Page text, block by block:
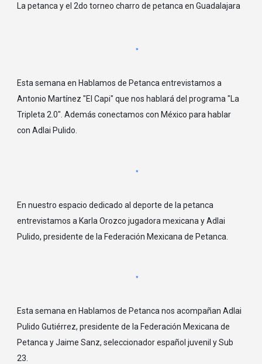
La petanca y el 2do torneo charro de petanca en Guadalajara
Esta semana en Hablamos de Petanca entrevistamos a
Antonio Martínez "El Capi" que nos hablará del programa "La
Tripleta 2.0". Además conectamos con México para hablar
con Adlai Pulido.
En nuestro espacio dedicado al deporte de la petanca
entrevistamos a Karla Orozco jugadora mexicana y Adlai
Pulido, presidente de la Federación Mexicana de Petanca.
Esta semana en Hablamos de Petanca nos acompañan Adlai
Pulido Gutiérrez, presidente de la Federación Mexicana de
Petanca y Jaime Sanz, seleccionador español juvenil y Sub
23.